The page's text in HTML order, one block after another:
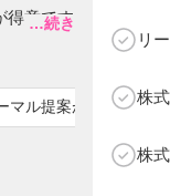
リ
株
株
意です。私の接
を知ってく
伝えできるよう
…続きを表示する
マル提案が得意👔